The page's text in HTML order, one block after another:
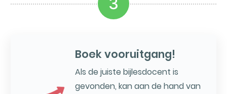
Boek vooruitgang!
Als de juiste bijlesdocent is
gevonden, kan aan de hand van